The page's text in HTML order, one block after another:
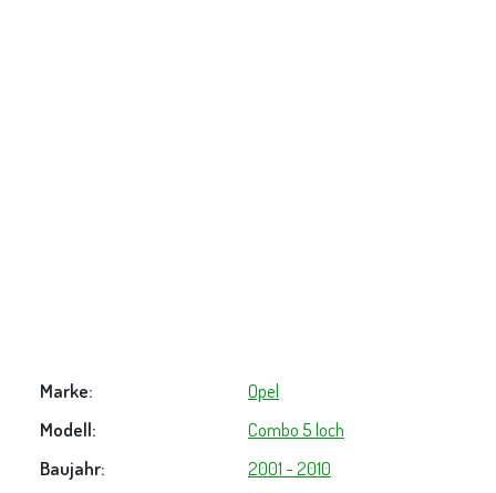
Marke:
Opel
Modell:
Combo 5 loch
Baujahr:
2001 - 2010